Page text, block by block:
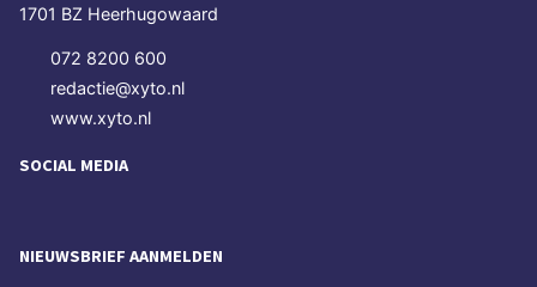
1701 BZ Heerhugowaard
072 8200 600
redactie@xyto.nl
www.xyto.nl
SOCIAL MEDIA
NIEUWSBRIEF AANMELDEN